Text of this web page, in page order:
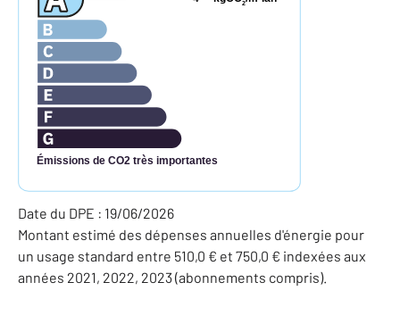
Émissions de CO2 très importantes
2
Date du DPE : 19/06/2026
Montant estimé des dépenses annuelles d'énergie pour
un usage standard entre 510,0 € et 750,0 € indexées aux
années 2021, 2022, 2023 (abonnements compris).